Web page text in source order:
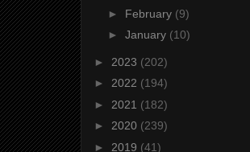
► February (9)
► January (10)
► 2023 (202)
► 2022 (194)
► 2021 (182)
► 2020 (239)
► 2019 (41)